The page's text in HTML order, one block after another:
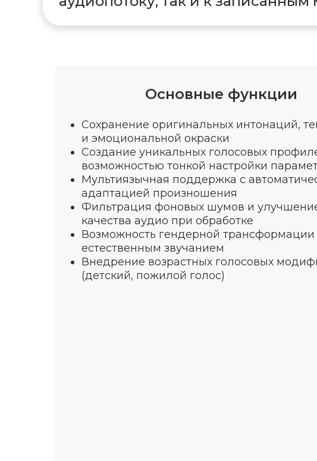
Основные функции
Сохранение оригинальных интонаций,
и эмоциональной окраски
Создание уникальных голосовых
возможностью тонкой настройки
Мультиязычная поддержка с
адаптацией произношения
Фильтрация фоновых шумов и
качества аудио при обработке
Возможность гендерной трансформации
естественным звучанием
Внедрение возрастных голосовых
(детский, пожилой голос)